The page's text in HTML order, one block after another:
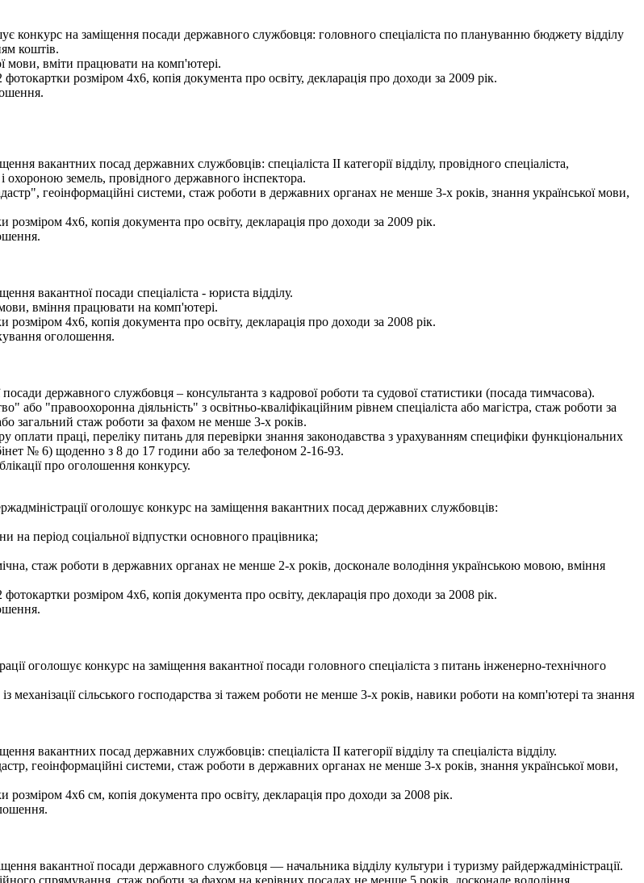
конкурс на заміщення посади державного службовця: головного спеціаліста по плануванню бюджету відділу
коштів.
мови, вміти працювати на комп'ютері.
розміром 4х6, копія документа про освіту, декларація про доходи за 2009 рік.
вакантних посад державних службовців: спеціаліста ІІ категорії відділу, провідного спеціаліста,
охороною земель, провідного державного інспектора.
геоінформаційні системи, стаж роботи в державних органах не менше 3-х років, знання української мови,
4х6, копія документа про освіту, декларація про доходи за 2009 рік.
вакантної посади спеціаліста - юриста відділу.
вміння працювати на комп'ютері.
4х6, копія документа про освіту, декларація про доходи за 2008 рік.
оголошення.
державного службовця – консультанта з кадрової роботи та судової статистики (посада тимчасова).
або "правоохоронна діяльність" з освітньо-кваліфікаційним рівнем спеціаліста або магістра, стаж роботи за
загальний стаж роботи за фахом не менше 3-х років.
оплати праці, переліку питань для перевірки знання законодавства з урахуванням специфіки функціональних
№ 6) щоденно з 8 до 17 години або за телефоном 2-16-93.
про оголошення конкурсу.
оголошує конкурс на заміщення вакантних посад державних службовців:
на період соціальної відпустки основного працівника;
стаж роботи в державних органах не менше 2-х років, досконале володіння українською мовою, вміння
розміром 4х6, копія документа про освіту, декларація про доходи за 2008 рік.
оголошує конкурс на заміщення вакантної посади головного спеціаліста з питань інженерно-технічного
сільського господарства зі тажем роботи не менше 3-х років, навики роботи на комп'ютері та знання
вакантних посад державних службовців: спеціаліста ІІ категорії відділу та спеціаліста відділу.
геоінформаційні системи, стаж роботи в державних органах не менше 3-х років, знання української мови,
4х6 см, копія документа про освіту, декларація про доходи за 2008 рік.
вакантної посади державного службовця — начальника відділу культури і туризму райдержадміністрації.
спрямування, стаж роботи за фахом на керівних посадах не менше 5 років, досконале володіння